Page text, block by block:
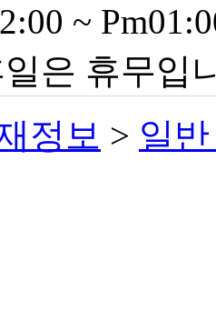
~
은 휴무입
정보 > 일